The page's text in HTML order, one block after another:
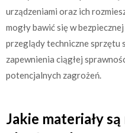
urządzeniami oraz ich
mogły bawić się w
przeglądy techniczne sprzętu
zapewnienia ciągłej
potencjalnych zagrożeń.
Jakie materiały